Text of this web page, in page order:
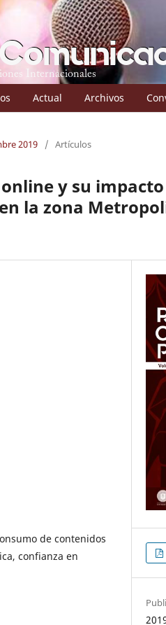
Actual Archivos
2019 / Artículos
y su
la zona
de contenidos
confianza en